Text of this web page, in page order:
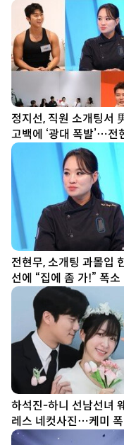
정지선, 직원 소개팅서
고백에 ‘광대 폭발’…전
“집에 좀 가!” (사당귀)
전현무, 소개팅 과몰입
선에 “집에 좀 가!” 폭
귀)
하석진-하니 선남선녀
레스 네컷사진…케미
[DA★]